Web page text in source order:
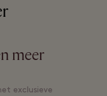
meer
exclusieve